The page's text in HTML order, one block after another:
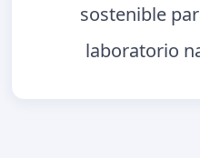
sostenible
laboratorio